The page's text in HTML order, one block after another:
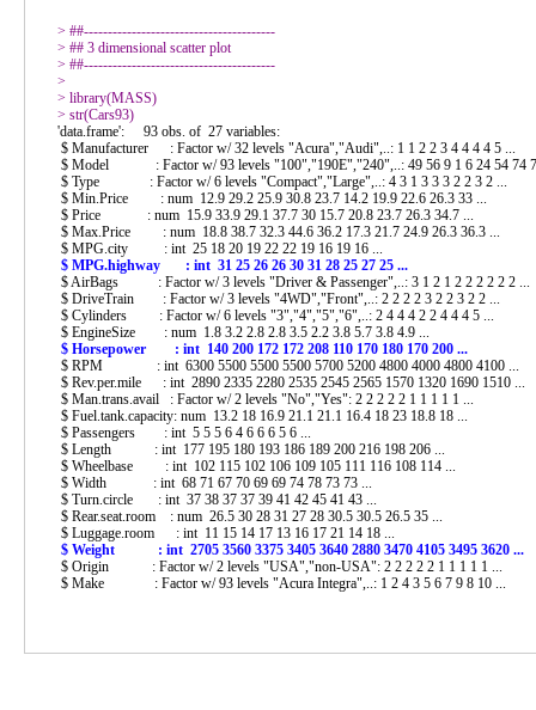
>
>
>
>
>
>
'data.frame':	93 obs. of  27 variables:
$ Make              : Factor w/ 93 levels "Acura Integra",..: 1 2 4 3 5 6 7 9 8 10 ...